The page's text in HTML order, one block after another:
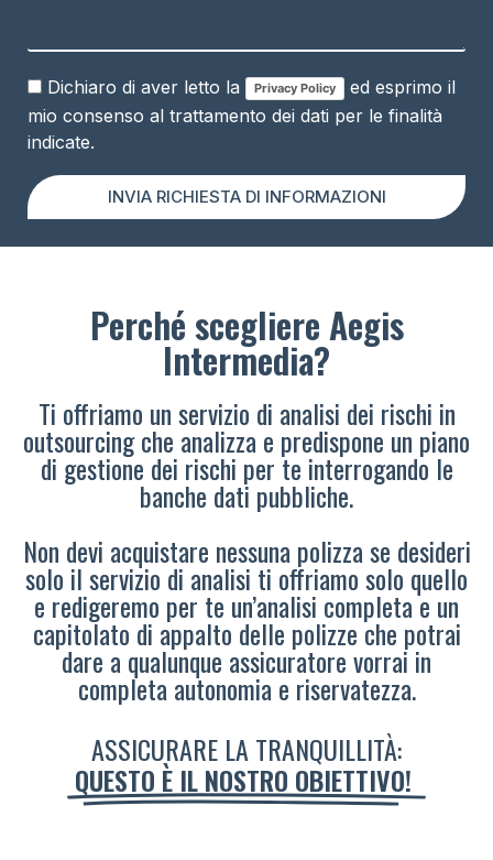
Dichiaro di aver letto la Privacy Policy
ed esprimo il
mio consenso al trattamento dei dati per le finalità
indicate.
INVIA RICHIESTA DI INFORMAZIONI
Perché scegliere Aegis
Intermedia?
Ti offriamo un servizio di analisi dei rischi in
outsourcing che analizza e predispone un piano
di gestione dei rischi per te interrogando le
banche dati pubbliche.
Non devi acquistare nessuna polizza se desideri
solo il servizio di analisi ti offriamo solo quello
e redigeremo per te un’analisi completa e un
capitolato di appalto delle polizze che potrai
dare a qualunque assicuratore vorrai in
completa autonomia e riservatezza.
ASSICURARE LA TRANQUILLITÀ:
QUESTO È IL NOSTRO OBIETTIVO!